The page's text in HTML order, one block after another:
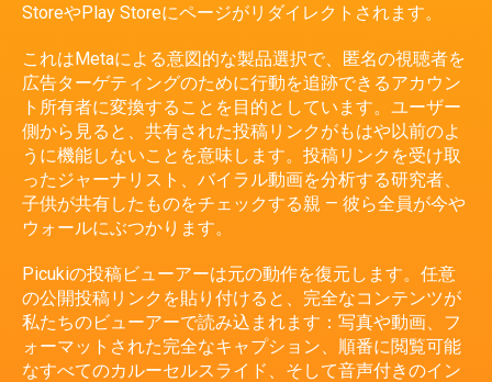
StoreやPlay Storeにページがリダイレクトされます。
これはMetaによる意図的な製品選択で、匿名の視聴者を
広告ターゲティングのために行動を追跡できるアカウン
ト所有者に変換することを目的としています。ユーザー
側から見ると、共有された投稿リンクがもはや以前のよ
うに機能しないことを意味します。投稿リンクを受け取
ったジャーナリスト、バイラル動画を分析する研究者、
子供が共有したものをチェックする親 — 彼ら全員が今や
ウォールにぶつかります。
Picukiの投稿ビューアーは元の動作を復元します。任意
の公開投稿リンクを貼り付けると、完全なコンテンツが
私たちのビューアーで読み込まれます：写真や動画、フ
ォーマットされた完全なキャプション、順番に閲覧可能
なすべてのカルーセルスライド、そして音声付きのイン